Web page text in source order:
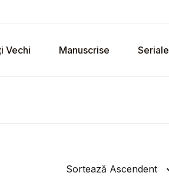
Vechi Manuscrise Seriale
Sortează Ascendent